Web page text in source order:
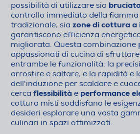
possibilità di utilizzare sia
controllo immediato della
tradizionale, sia zone di cottura a
garantiscono efficienza
migliorata. Questa combinazione
appassionati di cucina di
entrambe le funzionalità: la
arrostire e saltare, e la rapidità e
dell'induzione per scaldare e
cerca flessibilità e performance
cottura misti soddisfano le
desideri esplorare una vasta
culinari in spazi ottimizzati.